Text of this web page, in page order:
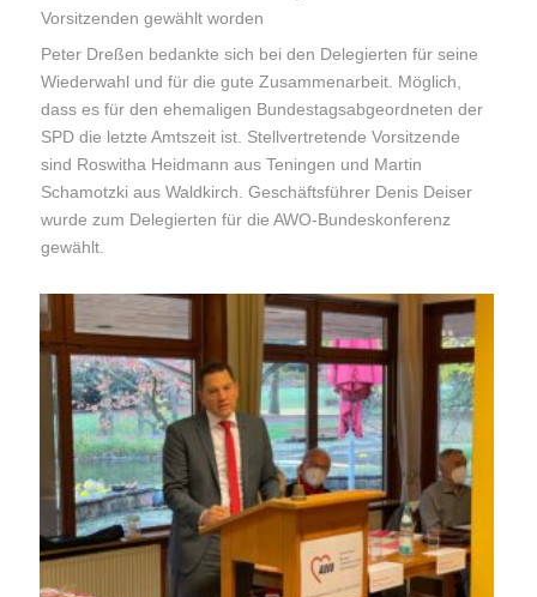
Vorsitzenden gewählt worden
Peter Dreßen bedankte sich bei den Delegierten für seine
Wiederwahl und für die gute Zusammenarbeit. Möglich,
dass es für den ehemaligen Bundestagsabgeordneten der
SPD die letzte Amtszeit ist. Stellvertretende Vorsitzende
sind Roswitha Heidmann aus Teningen und Martin
Schamotzki aus Waldkirch. Geschäftsführer Denis Deiser
wurde zum Delegierten für die AWO-Bundeskonferenz
gewählt.